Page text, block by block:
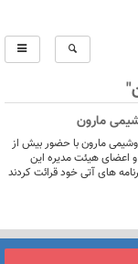
مارون
مارون با حضور بیش از
و اعضای هیئت مدیره این
های آتی خود قرائت کردند